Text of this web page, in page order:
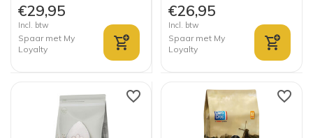
€29,95
Incl. btw
Spaar met My
Loyalty
€26,95
Incl. btw
Spaar met My
Loyalty